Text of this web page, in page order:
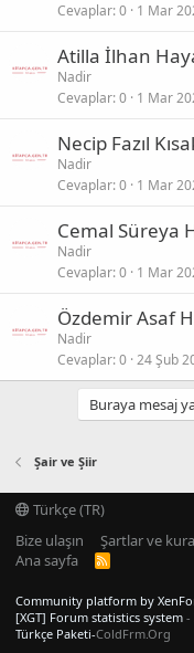
Cevaplar 0 1 Mar
Atilla İlhan
Nadir
Cevaplar 0 1 Mar
Necip Fazıl
Nadir
Cevaplar 0 1 Mar
Cemal Süreya
Nadir
Cevaplar 0 1 Mar
Özdemir Asaf
Nadir
Cevaplar 0 24 Şub
Buraya mesaj
Şair ve Şiir
Türkçe (TR)
Bize ulaşın
Şartlar ve
Ana sayfa
R
Community platform by
[XGT] Forum statistics system -
Türkçe Paketi-ColdFrm.Org